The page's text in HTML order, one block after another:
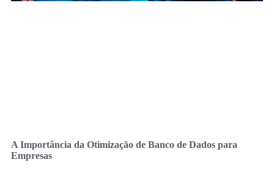
A Importância da Otimização de Banco de Dados para
Empresas